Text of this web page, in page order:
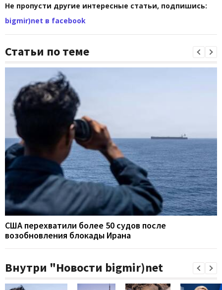
Не пропусти другие интересные статьи, подпишись:
bigmir)net в facebook
Статьи по теме
США перехватили более 50 судов после
возобновления блокады Ирана
Внутри "Новости bigmir)net